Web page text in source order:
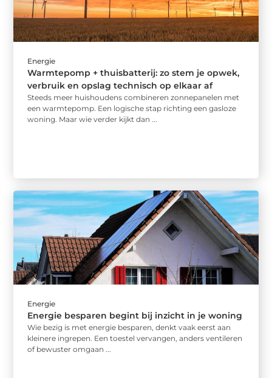
Energie
Warmtepomp + thuisbatterij: zo stem je opwek,
verbruik en opslag technisch op elkaar af
Steeds meer huishoudens combineren zonnepanelen met
een warmtepomp. Een logische stap richting een gasloze
woning. Maar wie verder kijkt dan ...
Energie
Energie besparen begint bij inzicht in je woning
Wie bezig is met energie besparen, denkt vaak eerst aan
kleinere ingrepen. Een toestel vervangen, anders ventileren
of bewuster omgaan ...